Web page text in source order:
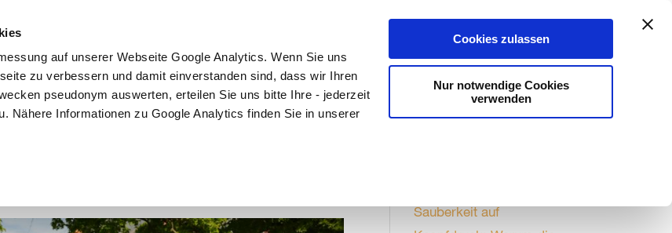
auf unserer Webseite Google Analytics. Wenn Sie uns
zu verbessern und damit einverstanden sind, dass wir Ihren
pseudonym auswerten, erteilen Sie uns bitte Ihre - jederzeit
Nähere Informationen zu Google Analytics finden Sie in unserer
Cookies zulassen
Nur notwendige Cookies
verwenden
#kannweg Stadtreinigung
Müllsäcke beim Plogging
Sauberkeit auf